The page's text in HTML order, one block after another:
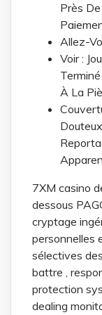
Près
Allez-
Voir :
À La
7XM casino
dessous
cryptage
personnelles
sélectives
battre ,
protection
dealing